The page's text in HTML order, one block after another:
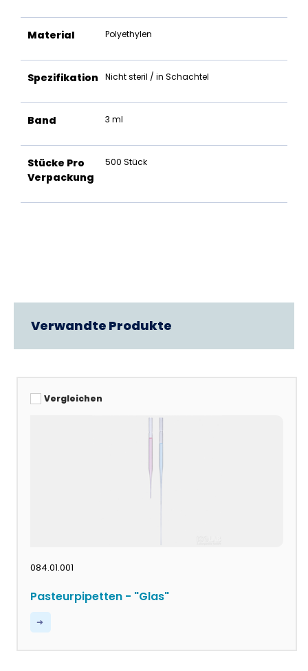
Material Polyethylen
Spezifikation Nicht steril / in Schachtel
Band 3 ml
Stücke Pro
Verpackung
500 Stück
Verwandte Produkte
Vergleichen
084.01.001
Pasteurpipetten - "Glas"